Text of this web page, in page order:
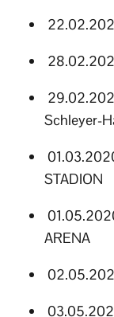
Schleyer-
STADION
ARENA